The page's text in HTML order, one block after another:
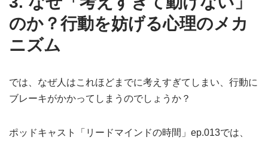
のか？行動を妨げる心理のメカ
ニズム
では、なぜ人はこれほどまでに考えすぎてしまい、行動に
ブレーキがかかってしまうのでしょうか？
ポッドキャスト「リードマインドの時間」ep.013では、